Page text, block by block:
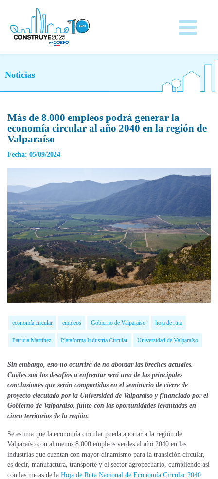
Noticias
Más de 8.000 empleos podrá generar la
economía circular al año 2040 en la región de
Valparaíso
Fecha: 05/09/2024
economía circular empleos Gobierno de Valparaíso hoja de ruta
Patricia Martínez Plataforma Industria Circular Universidad de Valparaíso
Sin embargo, esto no ocurrirá de no abordar las brechas actuales.
Cuáles son los desafíos a enfrentar será una de las principales
conclusiones que serán compartidas en el seminario de cierre de
proyecto ejecutado por la Universidad de Valparaíso y financiado por el
Gobierno de Valparaíso, junto con las oportunidades levantadas en
cinco territorios de la región.
Se estima que la economía circular pueda aportar a la región de
Valparaíso con al menos 8.000 empleos verdes al año 2040 en las
industrias que cuentan con mayor dinamismo para la transición circular,
es decir, manufactura, transporte y el sector agropecuario, cumpliendo así
con las metas de la Hoja de Ruta Nacional de Economía Circular 2040